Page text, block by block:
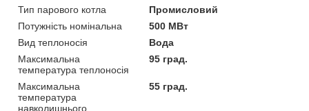
Тип парового котла
Промисловий
Потужність номінальна
500 МВт
Вид теплоносія
Вода
Максимальна
температура теплоносія
95 град.
Максимальна
температура
навколишнього
55 град.